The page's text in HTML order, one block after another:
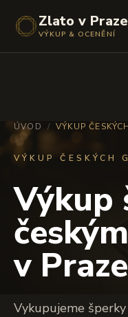
Zlato v Praze
VÝKUP & OCENĚNÍ
ÚVOD / VÝKUP
VÝKUP ČESKÝCH
Výkup
v Praze
Vykupujeme